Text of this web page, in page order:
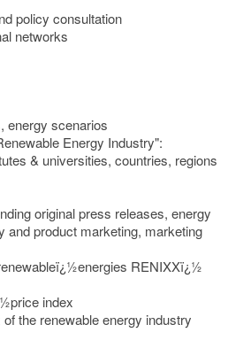
policy consultation
networks
energy scenarios
Energy Industry":
& universities, countries, regions
original press releases, energy
and product marketing, marketing
RENIXXï¿½
index
the renewable energy industry